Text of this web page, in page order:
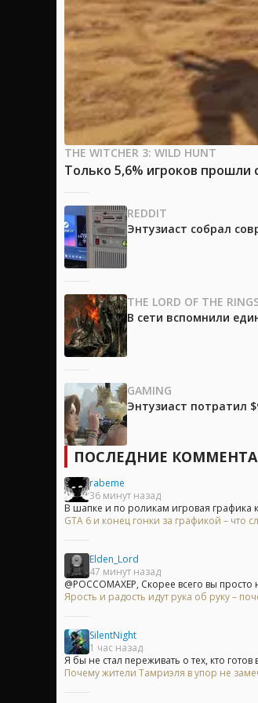
THE WITCHER 3: WILD HUNT
Только 5,6% игроков
REDDIT
Энтузиаст собрал
THE LORD OF THE
В сети вспомнили
GAMING
Энтузиаст потратил
ПОСЛЕДНИЕ
rabeme
36 минут назад
В шапке и по роликам игровая графика
GTA 6 и конец гонки за графикой – что
Elden_Lord
47 минут назад
@POCCOMAXEP, Скорее всего вы
Ярость и радость идут рука об руку –
SilentNight
1 час назад
Я бы не стал переживать о тех, кто готов
Почему жители Тамриэля в упор не